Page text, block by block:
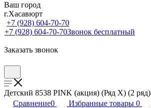
Ваш город
г.Хасавюрт
+7 (928) 604-70-70
+7 (928) 604-70-70Звонок бесплатный
Заказать звонок
Детский 8538 PINK (акция) (Ряд Х) (2 ряд)
Сравнение0 Избранные товары 0